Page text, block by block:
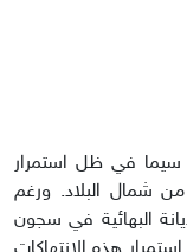
سيما في ظل استمرار
شمال البلاد. ورغم
البهائية في سجون